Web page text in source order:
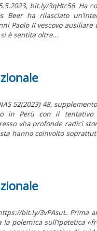
bit.ly/3qHtc56. Ha
Beer ha rilasciato
Paolo II vescovo
è sentita oltre...
52(2023) 48,
in Perù con il tentativo
«ha profonde radici
hanno coinvolto
https://bit.ly/3vPAsuL.
la polemica sull’ipotetica